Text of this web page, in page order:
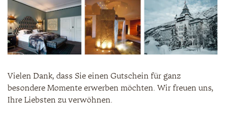
Vielen Dank, dass Sie einen Gutschein für ganz
besondere Momente erwerben möchten. Wir freuen uns,
Ihre Liebsten zu verwöhnen.